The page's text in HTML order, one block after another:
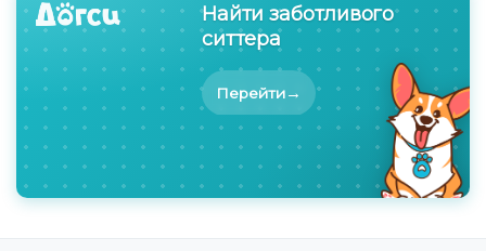
Найти заботливого
ситтера
Перейти→